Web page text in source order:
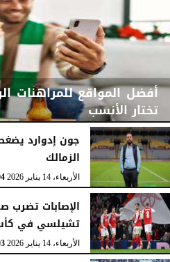
أفضل المواقع للمراهنات
تختار الأنسب
الثلاثاء، 31 مارس 2026 04:47 صـ
جون إدوارد
الزمالك
الأربعاء، 14 يناير 2026
الإصابات
تشيلسي في كأس
الأربعاء، 14 يناير 2026